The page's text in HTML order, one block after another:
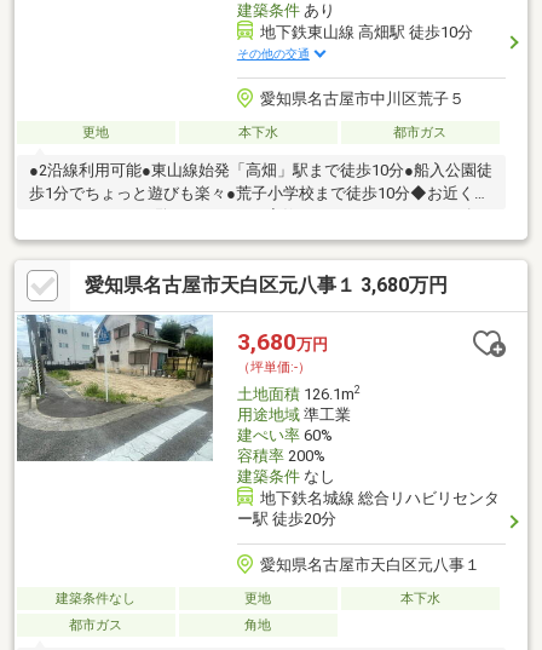
建築条件あり
地下鉄東山線 高畑駅 徒歩10分
その他の交通
愛知県名古屋市中川区荒子５
更地 本下水 都市ガス
●2沿線利用可能●東山線始発「高畑」駅まで徒歩10分●船入公園徒
歩1分でちょっと遊びも楽々●荒子小学校まで徒歩10分◆お近くの
モデルハウスです。天井高2.7ｍ、玄関からの回遊動線など、暮ら
しをイメージできるモデルハウスとなっています。◇TOSCOの建
築条件付き土地とは？◇注文住宅をてがけているトスコで住宅を
建築していただく条件で土地販売しています。＼みらいエコ住宅
2026事業発表！／トスコの長期優良住宅仕様なら、対象者（※）
は75万円の補助を受けられます。（※子育て世帯又は若者夫婦世
帯が対象です）
愛知県名古屋市天白区元八事１ 3,680万円
3,680万円
（坪単価:-）
土地面積126.1m2
用途地域準工業
建ぺい率60%
容積率200%
建築条件なし
地下鉄名城線 総合リハビリセンタ
ー駅 徒歩20分
愛知県名古屋市天白区元八事１
建築条件なし 更地
本下水
都市ガス
角地